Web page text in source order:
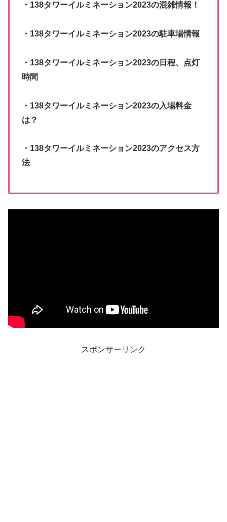
・138タワーイルミネーション2023の混雑情報！
・138タワーイルミネーション2023の駐車場情報
・138タワーイルミネーション2023の日程、点灯
時間
・138タワーイルミネーション2023の入場料金
は？
・138タワーイルミネーション2023のアクセス方
法
スポンサーリンク